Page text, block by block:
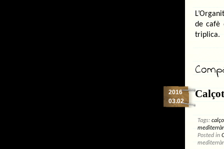
de cafè
triplica.
2016
03.02
Tags:
Posted in